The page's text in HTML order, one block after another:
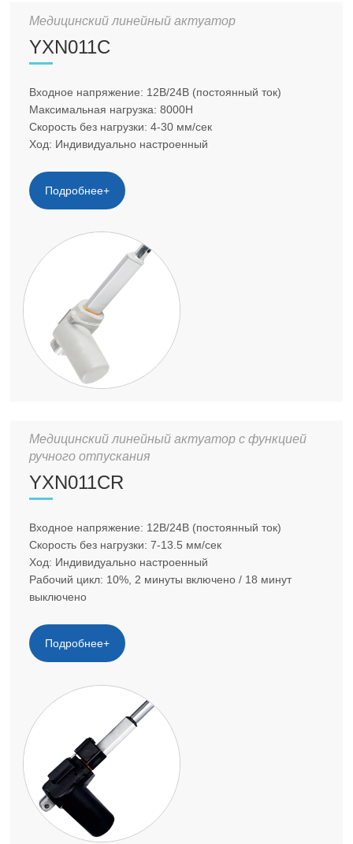
Медицинский линейный актуатор
YXN011C
Входное напряжение: 12В/24В (постоянный ток)
Максимальная нагрузка: 8000Н
Скорость без нагрузки: 4-30 мм/сек
Ход: Индивидуально настроенный
Подробнее+
Медицинский линейный актуатор с функцией
ручного отпускания
YXN011CR
Входное напряжение: 12В/24В (постоянный ток)
Скорость без нагрузки: 7-13.5 мм/сек
Ход: Индивидуально настроенный
Рабочий цикл: 10%, 2 минуты включено / 18 минут
выключено
Подробнее+